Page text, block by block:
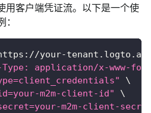
用客户端凭证流。以下是一个使
your-
Type: application/x-www-
\
m2m-client-id"
\
m2m-client-